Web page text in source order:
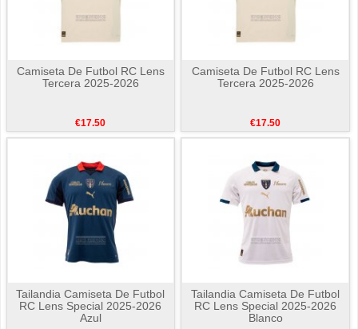
Camiseta De Futbol RC Lens
Tercera 2025-2026
€17.50
Camiseta De Futbol RC Lens
Tercera 2025-2026
€17.50
Tailandia Camiseta De Futbol
RC Lens Special 2025-2026
Azul
Tailandia Camiseta De Futbol
RC Lens Special 2025-2026
Blanco